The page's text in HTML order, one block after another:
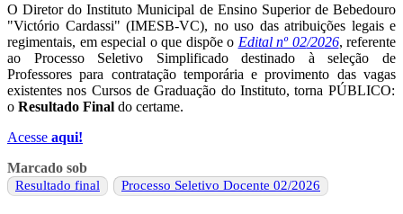
O Diretordo Instituto Municipal de Ensino Superior de Bebedouro
"Victório Cardassi" (IMESB-VC), no uso das atribuições legais e
regimentais, em especial o que dispõe o Edital nº 02/2026, referente
ao Processo Seletivo Simplificado destinado à seleção de
Professores para contratação temporária e provimento dasvagas
existentes nos Cursosde Graduação do Instituto,torna PÚBLICO:
o Resultado Final do certame.
Acesse aqui!
Marcado sob
Resultado final Processo Seletivo Docente 02/2026